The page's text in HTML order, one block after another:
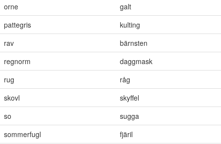
orne
galt
pattegris
kulting
rav
bärnsten
regnorm
daggmask
rug
råg
skovl
skyffel
so
sugga
sommerfugl
fjäril